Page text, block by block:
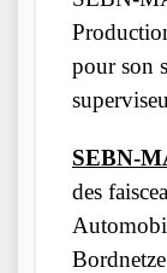
pour son
SEBN-
des